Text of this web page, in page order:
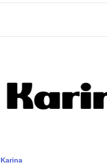
Karina